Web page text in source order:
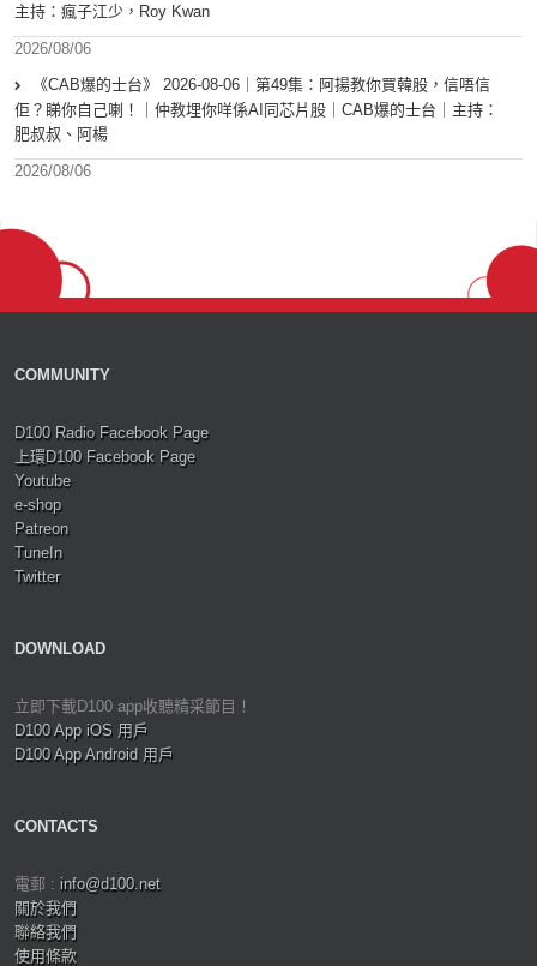
主持：瘋子江少，Roy Kwan
2026/08/06
《CAB爆的士台》 2026-08-06｜第49集：阿揚教你買韓股，信唔信
佢？睇你自己喇！｜仲教埋你咩係AI同芯片股｜CAB爆的士台｜主持：
肥叔叔、阿楊
2026/08/06
COMMUNITY
D100 Radio Facebook Page
上環D100 Facebook Page
Youtube
e-shop
Patreon
TuneIn
Twitter
DOWNLOAD
立即下載D100 app收聽精采節目！
D100 App iOS 用戶
D100 App Android 用戶
CONTACTS
電郵 : info@d100.net
關於我們
聯絡我們
使用條款